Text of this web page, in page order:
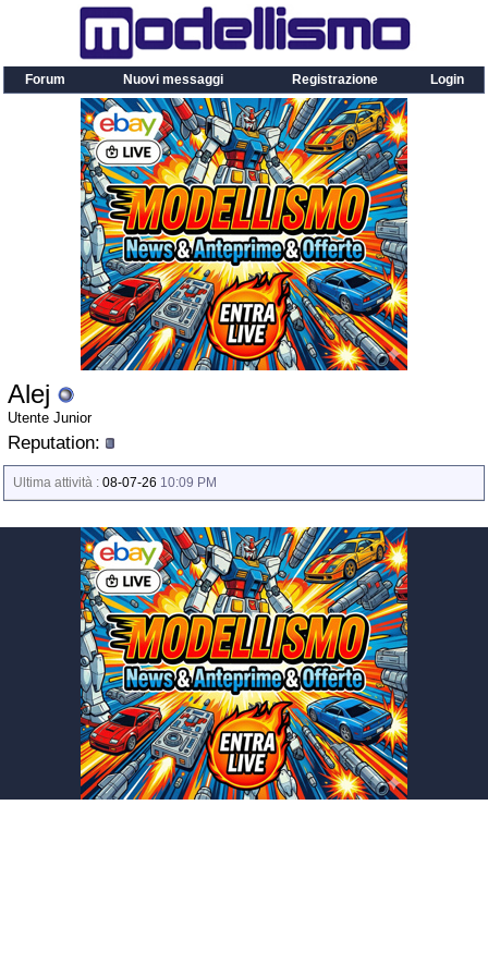
Forum Nuovi messaggi Registrazione Login
Alej
Utente Junior
Reputation:
Ultima attività : 08-07-26 10:09 PM